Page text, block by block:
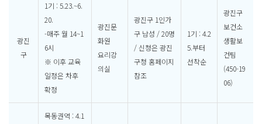
광진
구
1기 : 5.23.~6.
20.
-매주 월 14~1
6시
※ 이후 교육
일정은 차후
확정
광진문
화원
요리강
의실
광진구 1인가
구 남성 / 20명
/ 신청은 광진
구청 홈페이지
참조
1기 : 4.2
5.부터
선착순
광진구
보건소
생활보
건팀
(450-19
06)
목동권역 : 4.1